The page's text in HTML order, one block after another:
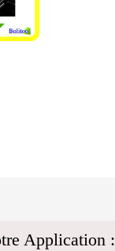
Application :